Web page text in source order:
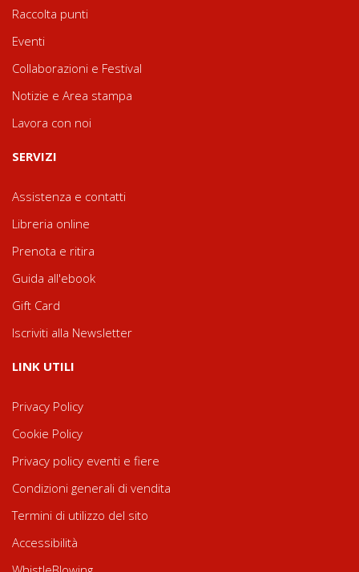
Raccolta punti
Eventi
Collaborazioni e Festival
Notizie e Area stampa
Lavora con noi
SERVIZI
Assistenza e contatti
Libreria online
Prenota e ritira
Guida all'ebook
Gift Card
Iscriviti alla Newsletter
LINK UTILI
Privacy Policy
Cookie Policy
Privacy policy eventi e fiere
Condizioni generali di vendita
Termini di utilizzo del sito
Accessibilità